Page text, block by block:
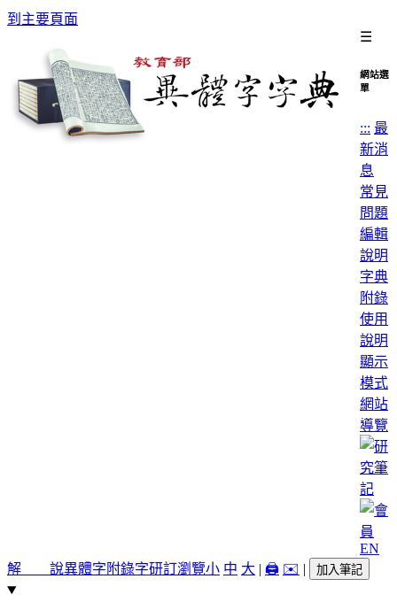
到主要頁面
☰
網站選
單
::: 最
新消
息
常見
問題
編輯
說明
字典
附錄
使用
說明
顯示
模式
網站
導覽
EN
解 說異體字 附錄字研訂瀏覽小 中 大 | 🖨️ ✉️ | 加入筆記